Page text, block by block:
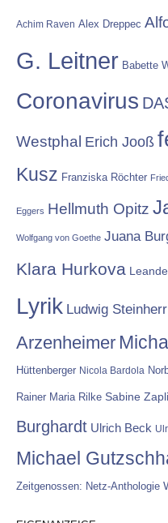
Achim Raven Alex Dreppec
G. Leitner Babette
Coronavirus
Westphal Erich Jooß
Kusz Franziska Röchter
Eggers Hellmuth Opitz
Wolfgang von Goethe Juana
Klara Hurkova
Lyrik Ludwig Steinherr
Arzenheimer
Hüttenberger Nicola Bardola
Rainer Maria Rilke Sabine
Burghardt Ulrich Beck
Michael
Zeitgenossen: Netz-Anthologie